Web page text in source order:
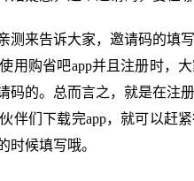
测来告诉大家，邀请码的填
用购省吧app并且注册时，
码的。总而言之，就是在注
伴们下载完app，就可以赶
时候填写哦。